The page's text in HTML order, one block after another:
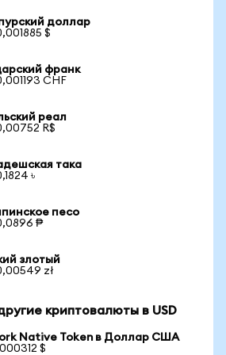
доллар
$
франк
CHF
реал
R$
така
৳
песо
₱
злотый
zł
криптовалюты в USD
Native Token в Доллар США
$